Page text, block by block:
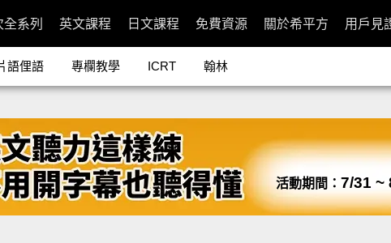
系列 英文課程 日文課程 免費資源 關於希平方 用戶見
語俚語 專欄教學 ICRT 翰林
活動期間： 7/31 ~